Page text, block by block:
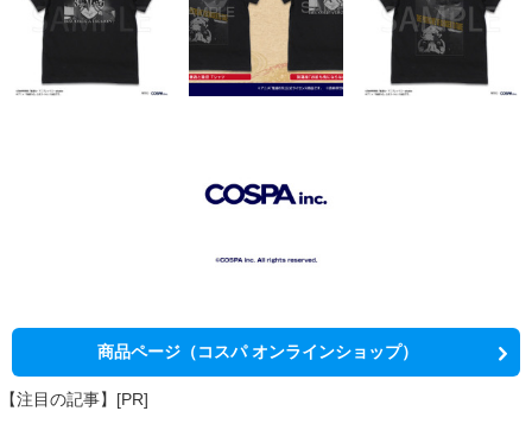
商品ページ（コスパ オンラインショップ）
【注目の記事】[PR]